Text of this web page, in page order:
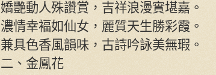
嬌艷動人殊讚賞，吉祥浪漫實堪嘉。
濃情幸褔如仙女，麗質天生勝彩霞。
兼具色香風韻味，古詩吟詠美無瑕。
二、金鳳花